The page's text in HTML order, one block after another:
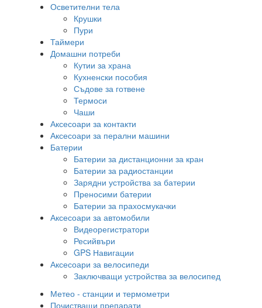
Осветителни тела
Крушки
Пури
Таймери
Домашни потреби
Кутии за храна
Кухненски пособия
Съдове за готвене
Термоси
Чаши
Аксесоари за контакти
Аксесоари за перални машини
Батерии
Батерии за дистанционни за кран
Батерии за радиостанции
Зарядни устройства за батерии
Преносими батерии
Батерии за прахосмукачки
Аксесоари за автомобили
Видеорегистратори
Ресийвъри
GPS Навигации
Аксесоари за велосипеди
Заключващи устройства за велосипед
Метео - станции и термометри
Почистващи препарати